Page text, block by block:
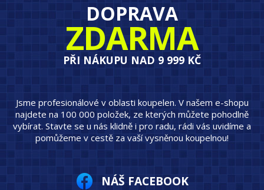
DOPRAVA
ZDARMA
PŘI NÁKUPU NAD 9 999 KČ
Jsme profesionálové v oblasti koupelen. V našem e-shopu
najdete na 100 000 položek, ze kterých můžete pohodlně
vybírat. Stavte se u nás klidně i pro radu, rádi vás uvidíme a
pomůžeme v cestě za vaší vysněnou koupelnou!
NÁŠ FACEBOOK